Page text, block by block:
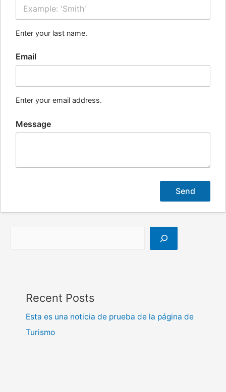
Enter your last name.
Email
Enter your email address.
Message
Recent Posts
Esta es una noticia de prueba de la página de
Turismo